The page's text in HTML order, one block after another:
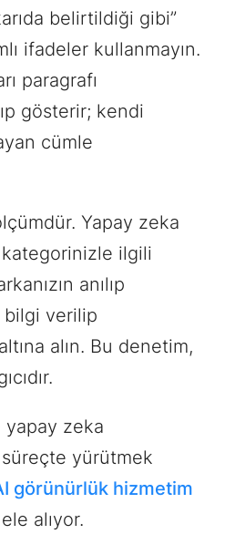
belirtildiği gibi”
ifadeler kullanmayın.
paragrafı
gösterir; kendi
cümle
Yapay zeka
kategorinizle ilgili
anılıp
bilgi verilip
alın. Bu denetim,
yapay zeka
yürütmek
görünürlük hizmetim
alıyor.